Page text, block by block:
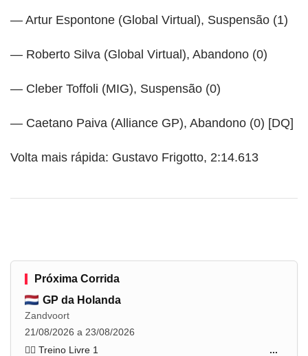
— Artur Espontone (Global Virtual), Suspensão (1)
— Roberto Silva (Global Virtual), Abandono (0)
— Cleber Toffoli (MIG), Suspensão (0)
— Caetano Paiva (Alliance GP), Abandono (0) [DQ]
Volta mais rápida: Gustavo Frigotto, 2:14.613
Próxima Corrida
GP da Holanda
Zandvoort
21/08/2026 a 23/08/2026
🏋️‍♂️ Treino Livre 1
...